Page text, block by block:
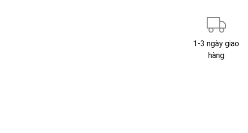
1-3 ngày giao
hàng